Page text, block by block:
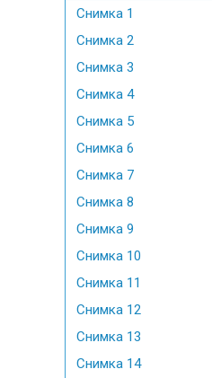
Снимка 1
Снимка 2
Снимка 3
Снимка 4
Снимка 5
Снимка 6
Снимка 7
Снимка 8
Снимка 9
Снимка 10
Снимка 11
Снимка 12
Снимка 13
Снимка 14